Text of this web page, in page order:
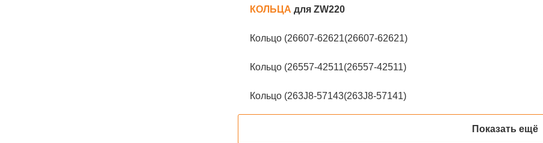
КОЛЬЦА для ZW220
Кольцо (26607-62621(26607-62621)
Кольцо (26557-42511(26557-42511)
Кольцо (263J8-57143(263J8-57141)
Показать ещё